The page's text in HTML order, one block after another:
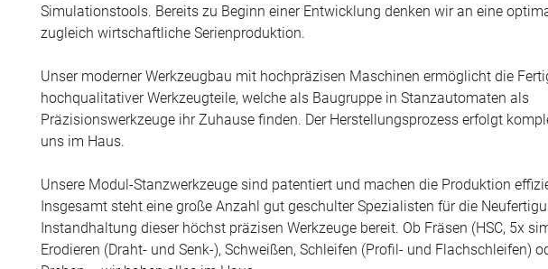
Simulationstools. Bereits zu Beginn einer Entwicklung denken wir an eine
zugleich wirtschaftliche Serienproduktion.
Unser moderner Werkzeugbau mit hochpräzisen Maschinen ermöglicht die
hochqualitativer Werkzeugteile, welche als Baugruppe in Stanzautomaten als
Präzisionswerkzeuge ihr Zuhause finden. Der Herstellungsprozess erfolgt
uns im Haus.
Unsere Modul-Stanzwerkzeuge sind patentiert und machen die Produktion
Insgesamt steht eine große Anzahl gut geschulter Spezialisten für die
Instandhaltung dieser höchst präzisen Werkzeuge bereit. Ob Fräsen (HSC, 5x
Erodieren (Draht- und Senk-), Schweißen, Schleifen (Profil- und Flachschleifen)